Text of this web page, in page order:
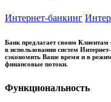
Интернет-банкинг
Банк предлагает своим
в использовании систем
сэкономить Ваше время и в
финансовые потоки.
Функциональность